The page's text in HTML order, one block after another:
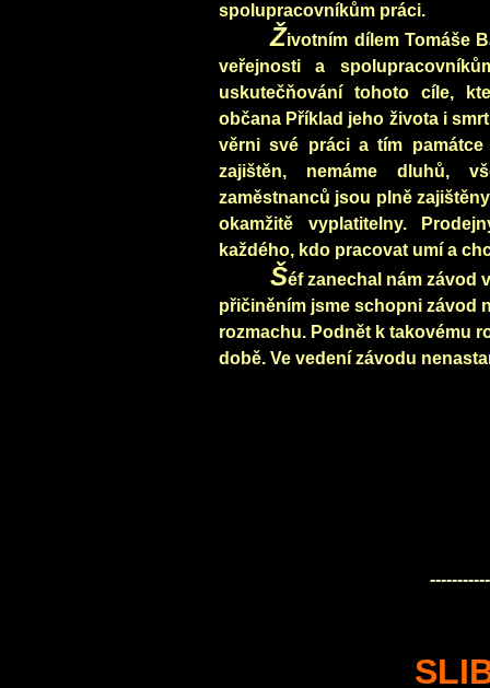
spolupracovníkům práci.
Životním dílem Tomáše
veřejnosti a
uskutečňování tohoto cíle,
občana Příklad jeho života i
věrni své práci a tím
zajištěn, nemáme dluhů,
zaměstnanců jsou plně
okamžitě vyplatitelny.
každého, kdo pracovat umí a
Šéf zanechal nám závod
přičiněním jsme schopni závod
rozmachu. Podnět k takovému
době. Ve vedení závodu